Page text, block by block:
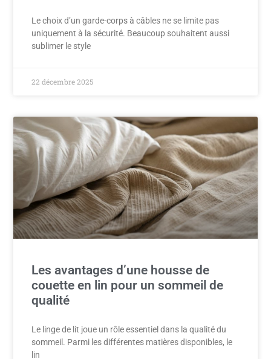
Le choix d’un garde-corps à câbles ne se limite pas
uniquement à la sécurité. Beaucoup souhaitent aussi
sublimer le style
22 décembre 2025
Les avantages d’une housse de
couette en lin pour un sommeil de
qualité
Le linge de lit joue un rôle essentiel dans la qualité du
sommeil. Parmi les différentes matières disponibles, le
lin